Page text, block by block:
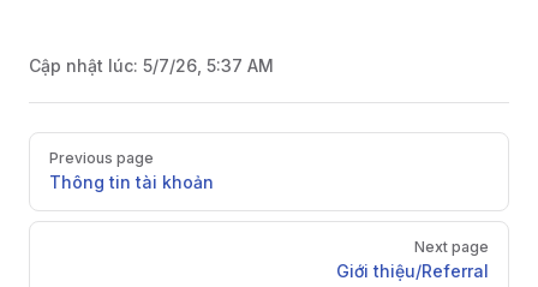
Cập nhật lúc: 5/7/26, 5:37 AM
Pager
Previous page
Thông tin tài khoản
Next page
Giới thiệu/Referral